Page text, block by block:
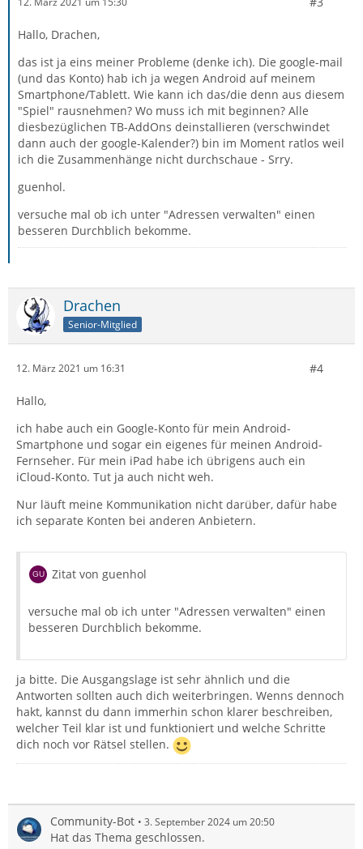
Hallo, Drachen,
das ist ja eins meiner Probleme (denke ich). Die google-mail
(und das Konto) hab ich ja wegen Android auf meinem
Smartphone/Tablett. Wie kann ich das/die denn aus diesem
"Spiel" rausnehmen? Wo muss ich mit beginnen? Alle
diesbezüglichen TB-AddOns deinstallieren (verschwindet
dann auch der google-Kalender?) bin im Moment ratlos weil
ich die Zusammenhänge nicht durchschaue - Srry.
guenhol.
versuche mal ob ich unter "Adressen verwalten" einen
besseren Durchblich bekomme.
Drachen
Senior-Mitglied
12. März 2021 um 16:31 #4
Hallo,
ich habe auch ein Google-Konto für mein Android-
Smartphone und sogar ein eigenes für meinen Android-
Fernseher. Für mein iPad habe ich übrigens auch ein
iCloud-Konto. Tut ja auch nicht weh.
Nur läuft meine Kommunikation nicht darüber, dafür habe
ich separate Konten bei anderen Anbietern.
Zitat von guenhol
versuche mal ob ich unter "Adressen verwalten" einen
besseren Durchblich bekomme.
ja bitte. Die Ausgangslage ist sehr ähnlich und die
Antworten sollten auch dich weiterbringen. Wenns dennoch
hakt, kannst du dann immerhin schon klarer beschreiben,
welcher Teil klar ist und funktioniert und welche Schritte
dich noch vor Rätsel stellen.
Community-Bot 3. September 2024 um 20:50
Hat das Thema geschlossen.